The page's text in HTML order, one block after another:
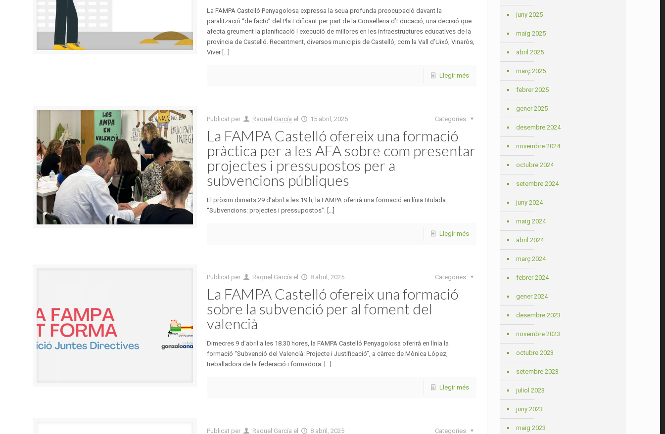
La FAMPA Castelló Penyagolosa expressa la seua profunda preocupació davant la
paralització “de facto” del Pla Edificant per part de la Conselleria d’Educació, una decisió que
afecta greument la planificació i execució de millores en les infraestructures educatives de la
província de Castelló. Recentment, diversos municipis de Castelló, com la Vall d’Uixó, Vinaròs,
Viver [...]
Llegir més
Publicat per Raquel García el 15 abril, 2025 Categories
La FAMPA Castelló ofereix una formació
pràctica per a les AFA sobre com presentar
projectes i pressupostos per a
subvencions públiques
El pròxim dimarts 29 d’abril a les 19 h, la FAMPA oferirà una formació en línia titulada
“Subvencions: projectes i pressupostos”. [...]
Llegir més
Publicat per Raquel García el 8 abril, 2025 Categories
La FAMPA Castelló ofereix una formació
sobre la subvenció per al foment del
valencià
Dimecres 9 d’abril a les 18.30 hores, la FAMPA Castelló Penyagolosa oferirà en línia la
formació “Subvenció del Valencià: Projecte i Justificació”, a càrrec de Mònica López,
treballadora de la federació i formadora. [...]
Llegir més
Publicat per Raquel García el 8 abril, 2025 Categories
juny 2025
maig 2025
abril 2025
març 2025
febrer 2025
gener 2025
desembre 2024
novembre 2024
octubre 2024
setembre 2024
juny 2024
maig 2024
abril 2024
març 2024
febrer 2024
gener 2024
desembre 2023
novembre 2023
octubre 2023
setembre 2023
juliol 2023
juny 2023
maig 2023